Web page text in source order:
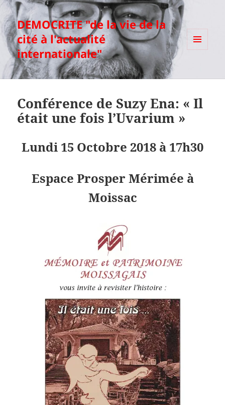
DEMOCRITE "de la vie de la
cité à l'actualité
internationale"
Conférence de Suzy Ena: « Il
était une fois l’Uvarium »
Lundi 15 Octobre 2018 à 17h30
Espace Prosper Mérimée à
Moissac